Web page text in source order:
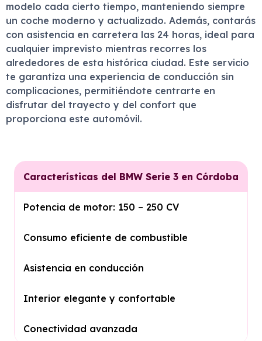
modelo cada cierto tiempo, manteniendo siempre
un coche moderno y actualizado. Además, contarás
con asistencia en carretera las 24 horas, ideal para
cualquier imprevisto mientras recorres los
alrededores de esta histórica ciudad. Este servicio
te garantiza una experiencia de conducción sin
complicaciones, permitiéndote centrarte en
disfrutar del trayecto y del confort que
proporciona este automóvil.
Características del BMW Serie 3 en Córdoba
Potencia de motor: 150 – 250 CV
Consumo eficiente de combustible
Asistencia en conducción
Interior elegante y confortable
Conectividad avanzada